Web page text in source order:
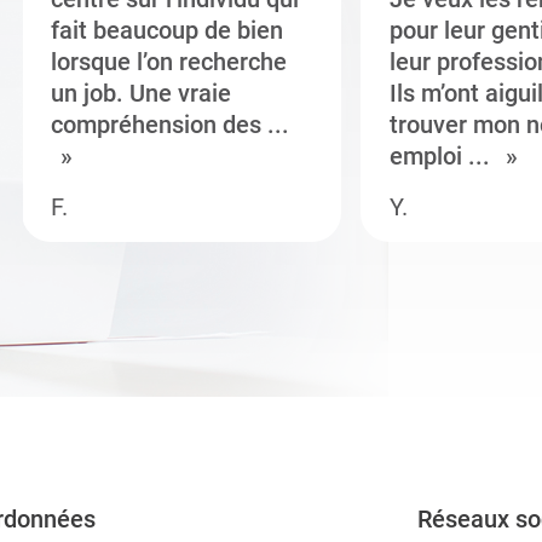
fait beaucoup de bien
lorsque l’on recherche
un job. Une vraie
compréhension des ...
F.
pour leur
leur
Ils m’ont
trouver mon
emploi ...
Y.
Réseaux